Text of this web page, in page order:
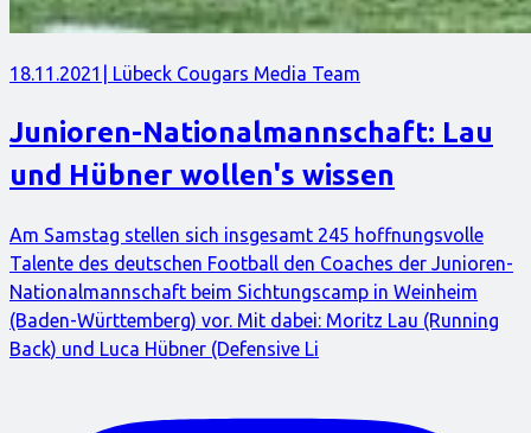
18.11.2021 | Lübeck Cougars Media Team
Junioren-Nationalmannschaft: Lau
und Hübner wollen's wissen
Am Samstag stellen sich insgesamt 245 hoffnungsvolle
Talente des deutschen Football den Coaches der Junioren-
Nationalmannschaft beim Sichtungscamp in Weinheim
(Baden-Württemberg) vor. Mit dabei: Moritz Lau (Running
Back) und Luca Hübner (Defensive Li